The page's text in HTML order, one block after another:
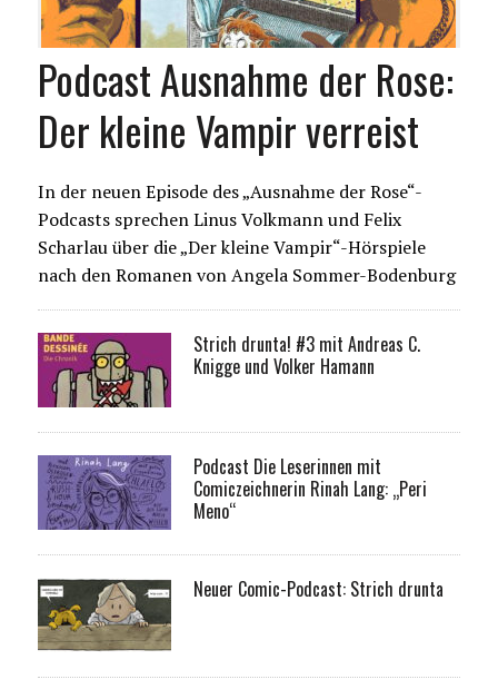
Podcast Ausnahme der Rose:
Der kleine Vampir verreist
In der neuen Episode des „Ausnahme der Rose“-
Podcasts sprechen Linus Volkmann und Felix
Scharlau über die „Der kleine Vampir“-Hörspiele
nach den Romanen von Angela Sommer-Bodenburg
Strich drunta! #3 mit Andreas C.
Knigge und Volker Hamann
Podcast Die Leserinnen mit
Comiczeichnerin Rinah Lang: „Peri
Meno“
Neuer Comic-Podcast: Strich drunta